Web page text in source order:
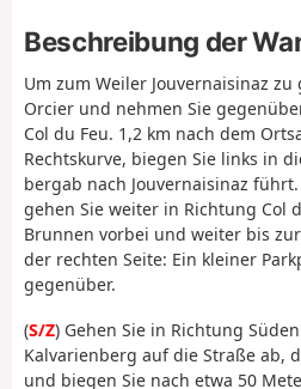
Beschreibung der
Um zum Weiler Jouvernaisinaz
Orcier und nehmen Sie
Col du Feu. 1,2 km nach dem
Rechtskurve, biegen Sie links in
bergab nach Jouvernaisinaz
gehen Sie weiter in Richtung Col
Brunnen vorbei und weiter bis
der rechten Seite: Ein kleiner
gegenüber.
(S/Z) Gehen Sie in Richtung
Kalvarienberg auf die Straße ab,
und biegen Sie nach etwa 50